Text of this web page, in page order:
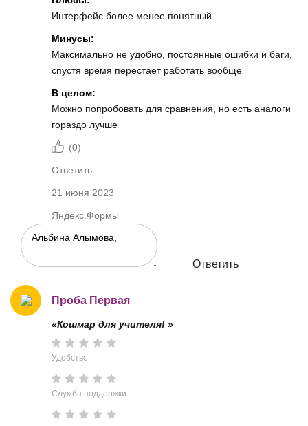
Интерфейс более менее понятный
Минусы:
Максимально не удобно, постоянные ошибки и баги,
спустя время перестает работать вообще
В целом:
Можно попробовать для сравнения, но есть аналоги
гораздо лучше
(0)
Ответить
21 июня 2023
Яндекс.Формы
Ответить
Проба Первая
«Кошмар для учителя! »
Удобство
Служба поддержки